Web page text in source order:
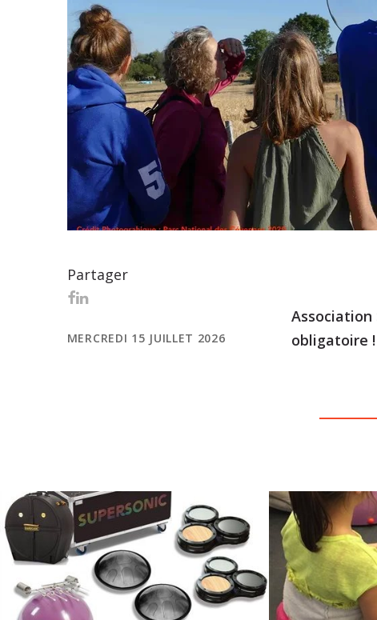
Association
obligatoire !
Partager
MERCREDI 15 JUILLET 2026